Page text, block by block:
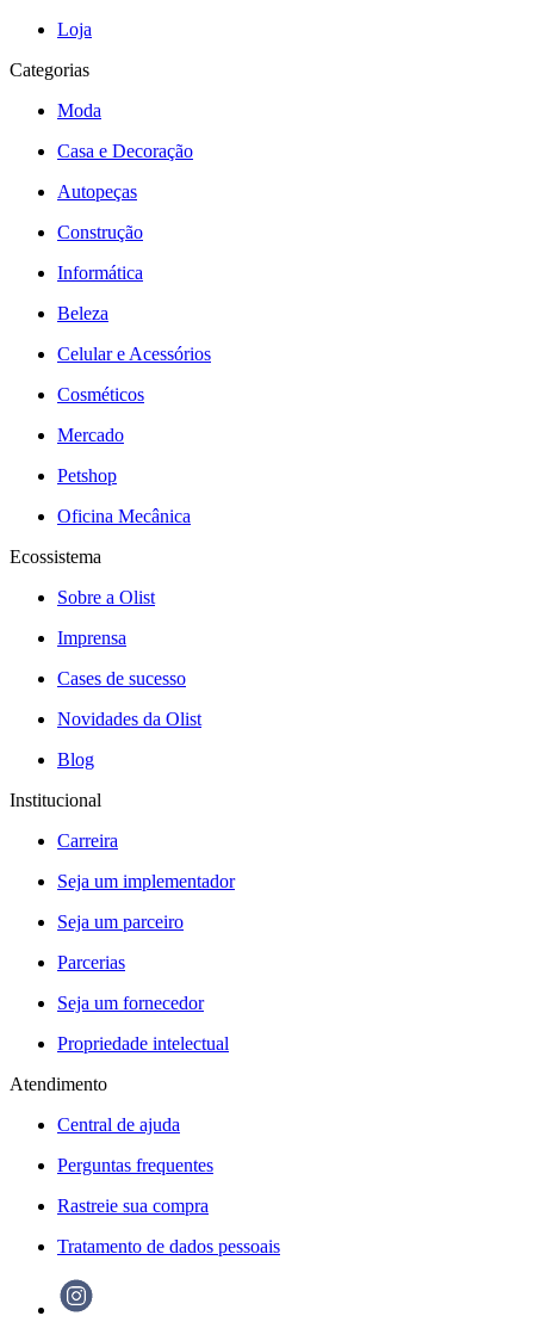
Loja
Categorias
Moda
Casa e Decoração
Autopeças
Construção
Informática
Beleza
Celular e Acessórios
Cosméticos
Mercado
Petshop
Oficina Mecânica
Ecossistema
Sobre a Olist
Imprensa
Cases de sucesso
Novidades da Olist
Blog
Institucional
Carreira
Seja um implementador
Seja um parceiro
Parcerias
Seja um fornecedor
Propriedade intelectual
Atendimento
Central de ajuda
Perguntas frequentes
Rastreie sua compra
Tratamento de dados pessoais